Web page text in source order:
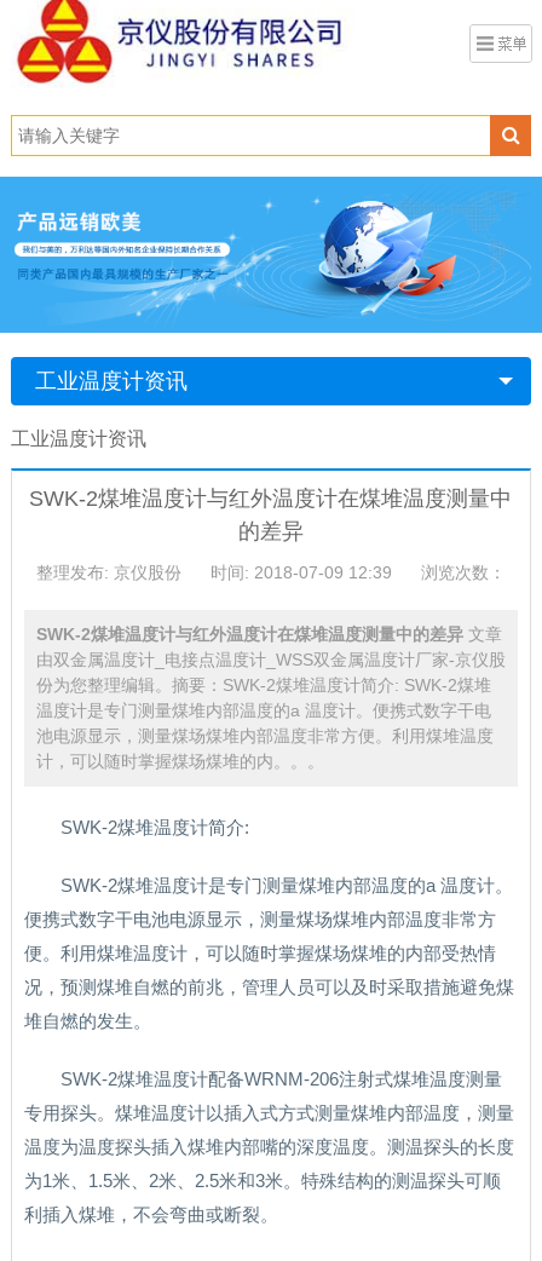
工业温度计资讯
工业温度计资讯
SWK-2煤堆温度计与红外温度计在煤堆温度测量中
的差异
整理发布: 京仪股份 时间: 2018-07-09 12:39 浏览次数：
SWK-2煤堆温度计与红外温度计在煤堆温度测量中的差异 文章
由双金属温度计_电接点温度计_WSS双金属温度计厂家-京仪股
份为您整理编辑。摘要：SWK-2煤堆温度计简介: SWK-2煤堆
温度计是专门测量煤堆内部温度的a 温度计。便携式数字干电
池电源显示，测量煤场煤堆内部温度非常方便。利用煤堆温度
计，可以随时掌握煤场煤堆的内。。。
SWK-2煤堆温度计简介:
SWK-2煤堆温度计是专门测量煤堆内部温度的a 温度计。
便携式数字干电池电源显示，测量煤场煤堆内部温度非常方
便。利用煤堆温度计，可以随时掌握煤场煤堆的内部受热情
况，预测煤堆自燃的前兆，管理人员可以及时采取措施避免煤
堆自燃的发生。
SWK-2煤堆温度计配备WRNM-206注射式煤堆温度测量
专用探头。煤堆温度计以插入式方式测量煤堆内部温度，测量
温度为温度探头插入煤堆内部嘴的深度温度。测温探头的长度
为1米、1.5米、2米、2.5米和3米。特殊结构的测温探头可顺
利插入煤堆，不会弯曲或断裂。